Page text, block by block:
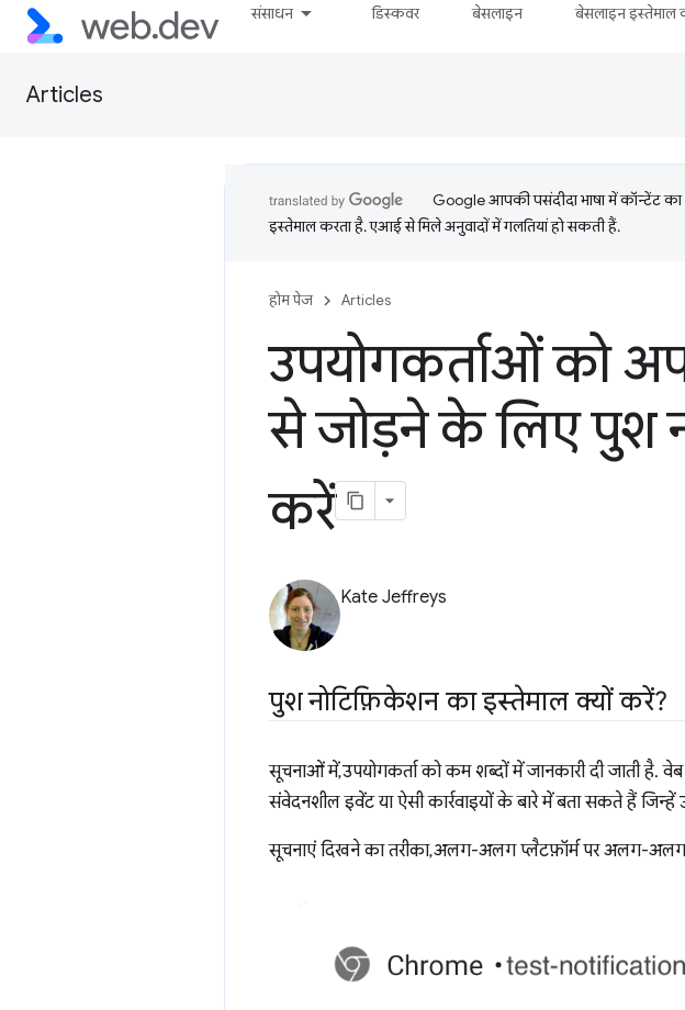
संसाधन डिस्कवर बेसलाइन बेसलाइन इस्तेमाल
Articles
Google आपकी पसंदीदा भाषा में कॉन्टेंट
इस्तेमाल करता है. एआई से मिले अनुवादों में गलतियां हो सकती हैं.
होम पेज Articles
उपयोगकर्ताओं को
से जोड़ने के लिए पुश
करें
Kate Jeffreys
पुश नोटिफ़िकेशन का इस्तेमाल क्यों करें?
सूचनाओं में, उपयोगकर्ता को कम शब्दों में जानकारी दी जाती
संवेदनशील इवेंट या ऐसी कार्रवाइयों के बारे में बता सकते हैं जिन्हें
सूचनाएं दिखने का तरीका, अलग-अलग प्लैटफ़ॉर्म पर अलग-अलग